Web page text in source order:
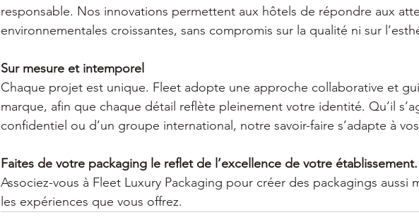
responsable. Nos innovations permettent aux hôtels de répondre aux
environnementales croissantes, sans compromis sur la qualité ni sur
Sur mesure et intemporel
Chaque projet est unique. Fleet adopte une approche collaborative et
marque, afin que chaque détail reflète pleinement votre identité. Qu’il
confidentiel ou d’un groupe international, notre savoir-faire s’adapte à
Faites de votre packaging le reflet de l’excellence de votre établissement.
Associez-vous à Fleet Luxury Packaging pour créer des packagings aussi
les expériences que vous offrez.